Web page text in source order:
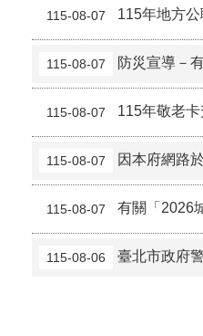
115-08-07 115年地方
115-08-07 防災宣導－有人溺水，請依
115-08-07 115年敬老卡升級
115-08-07 因本府網路於115年8月9日上午9時至下午6時進行施工
115-08-07 有關「2026城鎮韌性(防空)演習
115-08-06 臺北市政府警察局